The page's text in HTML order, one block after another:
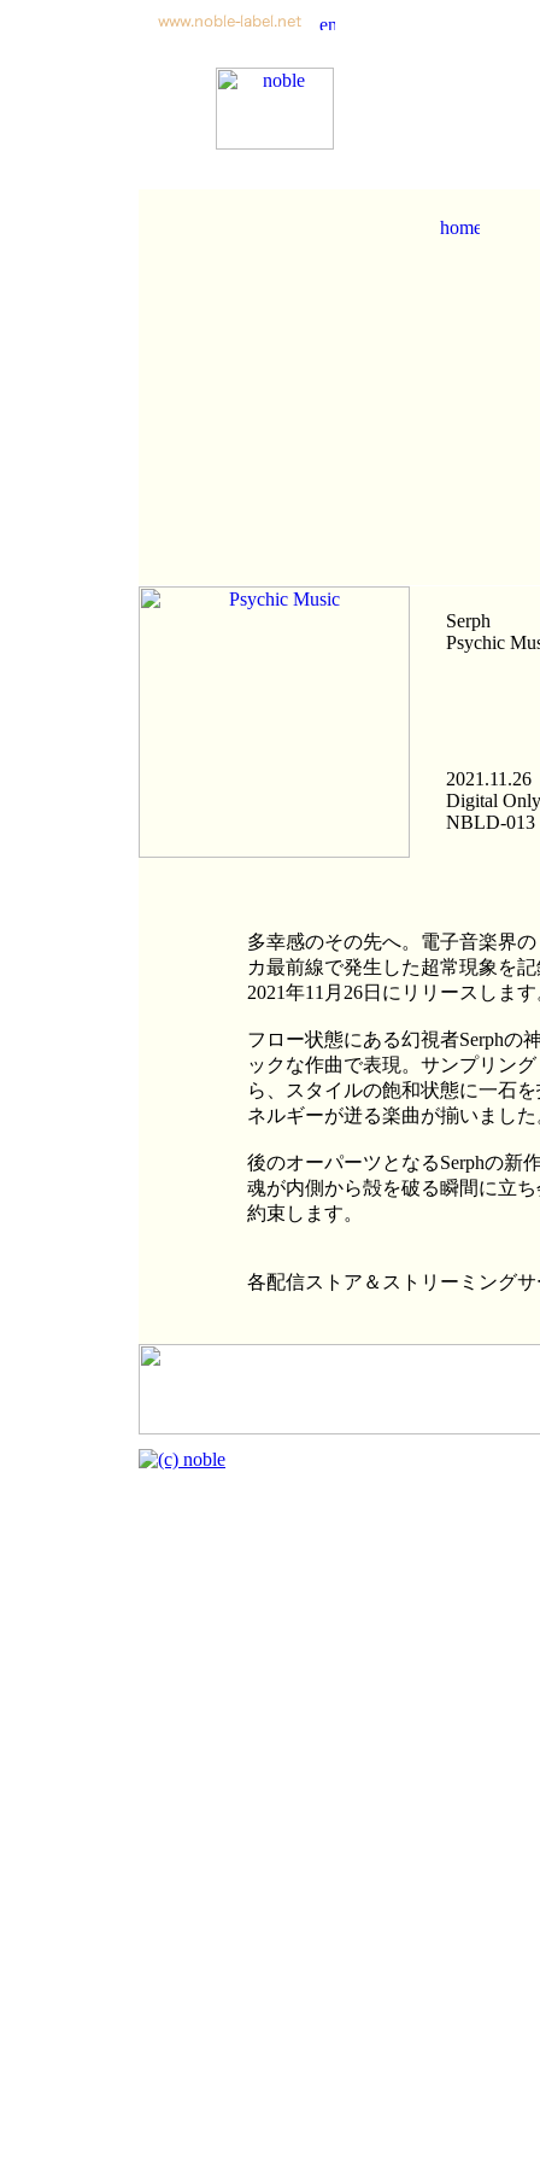
Serph
Psychic
2021.11.26
Digital Only
NBLD-013
多幸感のその先へ。電子音楽界
カ最前線で発生した超常現象を
2021年11月26日にリリースしま
フロー状態にある幻視者Serphの
ックな作曲で表現。サンプリン
ら、スタイルの飽和状態に一石
ネルギーが迸る楽曲が揃いました
後のオーパーツとなるSerphの新
魂が内側から殻を破る瞬間に立
約束します。
各配信ストア＆ストリーミング